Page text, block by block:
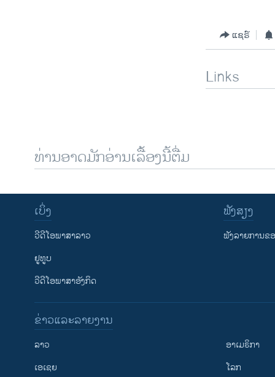
ແຊຣ໌
Links
ທ່ານອາດມັກອ່ານເລື້ອງນີ້ຕື່ມ
ເບິ່ງ
ວີດີໂອພາສາລາວ
ຢູທູບ
ວີດີໂອພາສາອັງກິດ
ຟັງສຽງ
ຟັງລາຍການຂ
ຂ່າວແລະລາຍງານ
ລາວ
ເອເຊຍ
ອາເມຣິກາ
ໂລກ